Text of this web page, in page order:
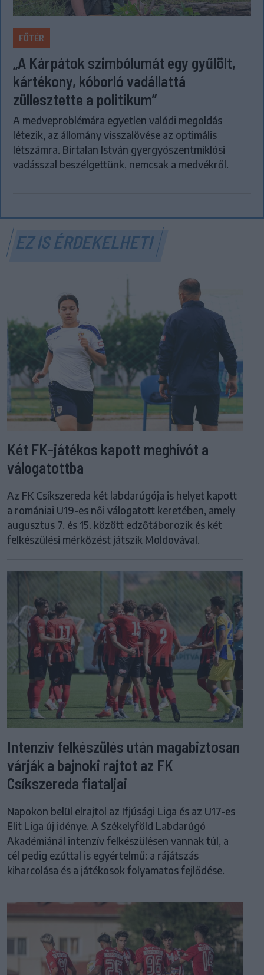
FŐTÉR
„A Kárpátok szimbólumát egy gyűlölt,
kártékony, kóborló vadállattá
züllesztette a politikum”
A medveproblémára egyetlen valódi megoldás
létezik, az állomány visszalövése az optimális
létszámra. Birtalan István gyergyószentmiklósi
vadásszal beszélgettünk, nemcsak a medvékről.
EZ IS ÉRDEKELHETI
Két FK-játékos kapott meghívót a
válogatottba
Az FK Csíkszereda két labdarúgója is helyet kapott
a romániai U19-es női válogatott keretében, amely
augusztus 7. és 15. között edzőtáborozik és két
felkészülési mérkőzést játszik Moldovával.
Intenzív felkészülés után magabiztosan
várják a bajnoki rajtot az FK
Csíkszereda fiataljai
Napokon belül elrajtol az Ifjúsági Liga és az U17-es
Elit Liga új idénye. A Székelyföld Labdarúgó
Akadémiánál intenzív felkészülésen vannak túl, a
cél pedig ezúttal is egyértelmű: a rájátszás
kiharcolása és a játékosok folyamatos fejlődése.